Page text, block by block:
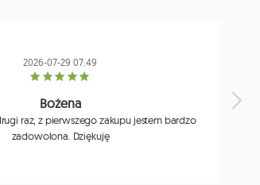
2026-07-29 07:49
Bożena
raz, z pierwszego zakupu jestem bardzo
zadowolona. Dziękuję